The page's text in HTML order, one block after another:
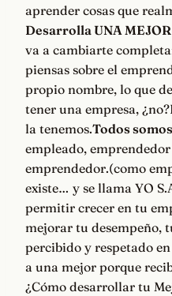
aprender cosas que
Desarrolla UNA
va a cambiarte
piensas sobre el
propio nombre, lo que
tener una empresa,
la tenemos.Todos
empleado,
emprendedor.(como
existe… y se llama YO
permitir crecer en tu
mejorar tu desempeño,
percibido y respetado
a una mejor porque
¿Cómo desarrollar tu